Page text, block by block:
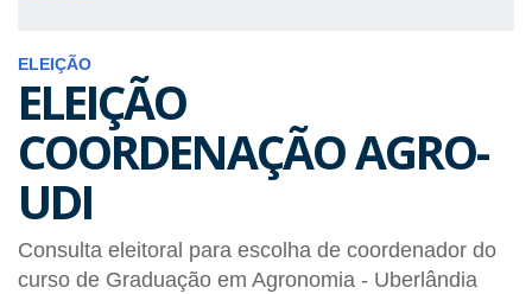
ELEIÇÃO
ELEIÇÃO
COORDENAÇÃO AGRO-
UDI
Consulta eleitoral para escolha de coordenador do
curso de Graduação em Agronomia - Uberlândia